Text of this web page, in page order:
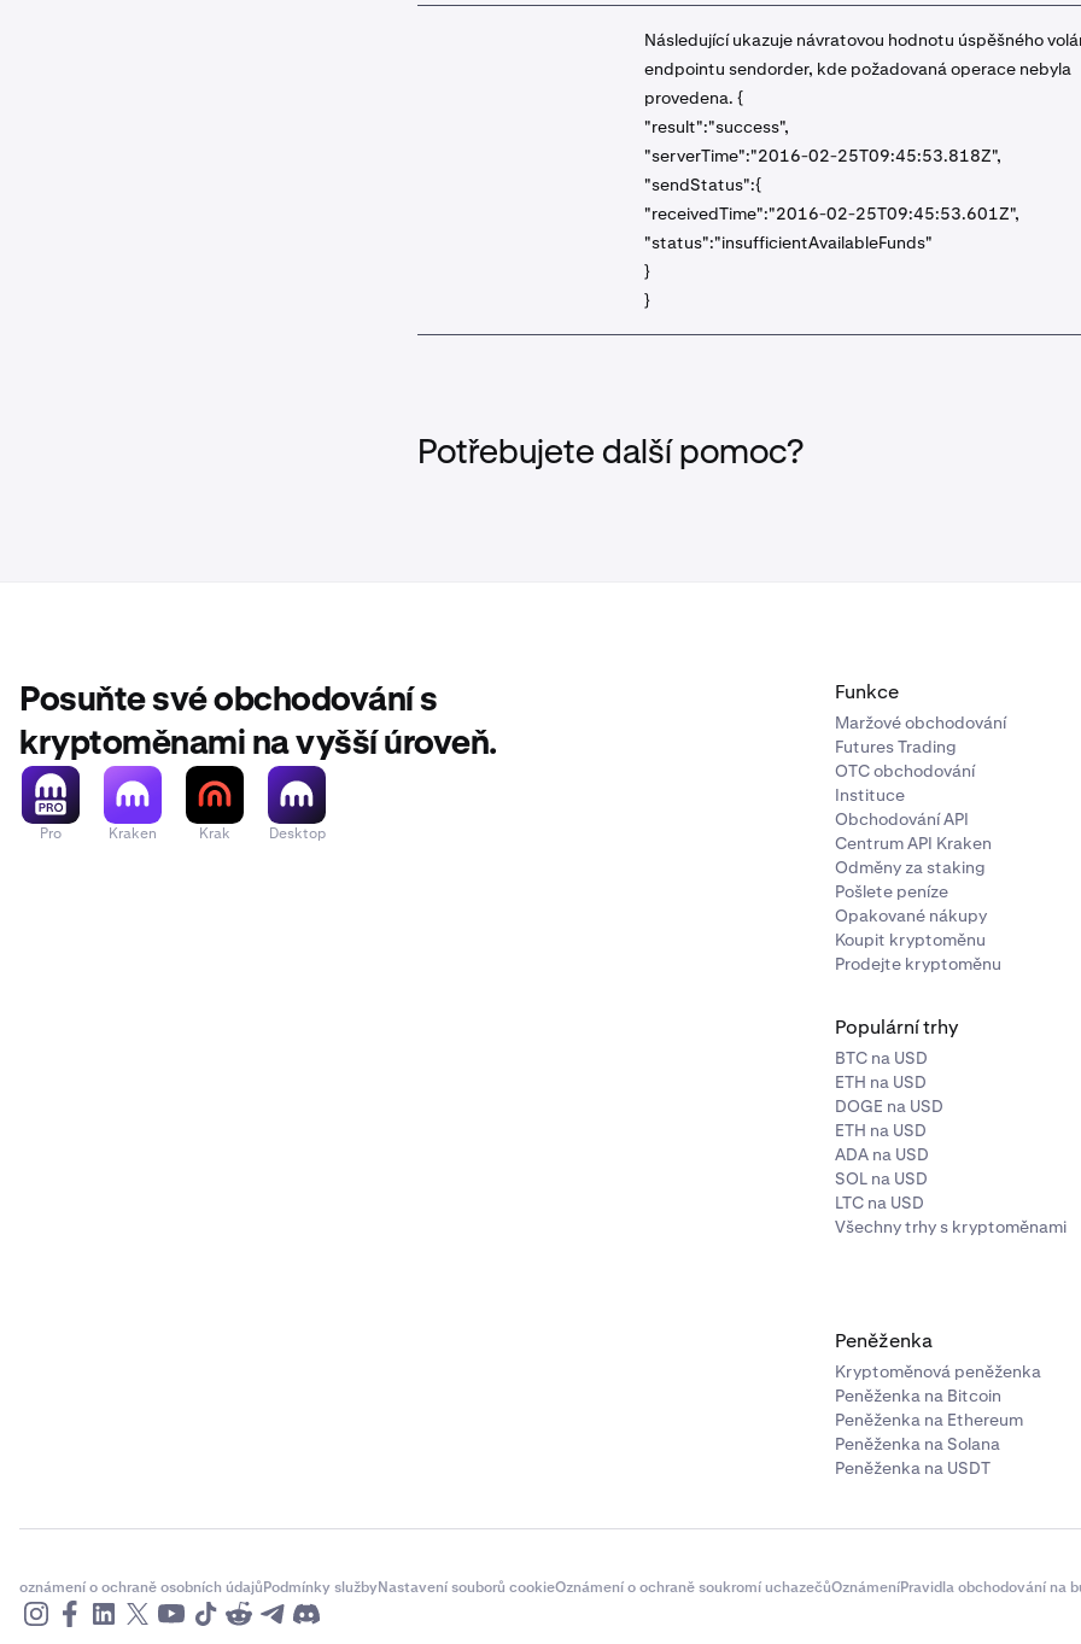
Následující ukazuje návratovou hodnotu úspěšného
endpointu sendorder, kde požadovaná operace nebyla
provedena. {
"result":"success",
"serverTime":"2016-02-25T09:45:53.818Z",
"sendStatus":{
"receivedTime":"2016-02-25T09:45:53.601Z",
"status":"insufficientAvailableFunds"
}
}
Potřebujete další pomoc?
Posuňte své obchodování s
kryptoměnami na vyšší úroveň.
Pro Kraken Krak Desktop
Funkce
Maržové obchodování
Futures Trading
OTC obchodování
Instituce
Obchodování API
Centrum API Kraken
Odměny za staking
Pošlete peníze
Opakované nákupy
Koupit kryptoměnu
Prodejte kryptoměnu
Populární trhy
BTC na USD
ETH na USD
DOGE na USD
ETH na USD
ADA na USD
SOL na USD
LTC na USD
Všechny trhy s kryptoměnami
Peněženka
Kryptoměnová peněženka
Peněženka na Bitcoin
Peněženka na Ethereum
Peněženka na Solana
Peněženka na USDT
oznámení o ochraně osobních údajůPodmínky službyNastavení souborů cookieOznámení o ochraně soukromí uchazečůOznámeníPravidla obchodování na